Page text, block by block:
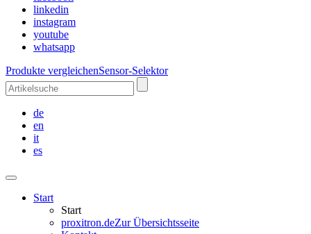
linkedin
instagram
youtube
whatsapp
Produkte vergleichenSensor-Selektor
de
en
it
es
Start
Start
proxitron.deZur Übersichtsseite